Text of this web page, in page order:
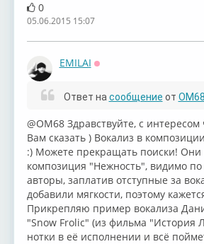
0
05.06.2015 15:07
EMILAI
Ответ на сообщение от OM68
@OM68 Здравствуйте, с
Вам сказать ) ⁣⁣Вокализ в
:) Можете прекращать поиски! Они
композиция "Нежность", видимо
авторы, заплатив отступные за
добавили мягкости, поэтому
Прикрепляю пример вокализа
"Snow Frolic" (из фильма
нотки в её исполнении и всё